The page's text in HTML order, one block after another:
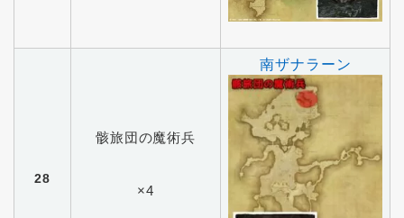
28
骸旅団の魔術兵
×4
南ザナラーン